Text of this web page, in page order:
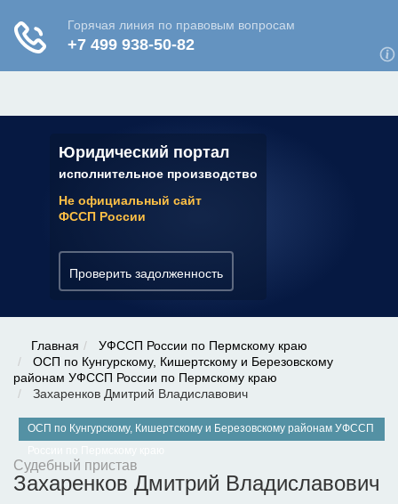
Юридический портал
исполнительное производство
Не официальный сайт
ФССП России
Проверить задолженность
✆ 7 (800) 350-22-64
Главная
УФССП России по Пермскому краю
ОСП по Кунгурскому, Кишертскому и Березовскому
районам УФССП России по Пермскому краю
Захаренков Дмитрий Владиславович
ОСП по Кунгурскому, Кишертскому и Березовскому районам УФССП
Судебный пристав
Захаренков Дмитрий Владиславович